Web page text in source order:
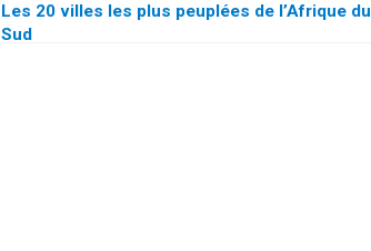
Les 20 villes les plus peuplées de l’Afrique du
Sud